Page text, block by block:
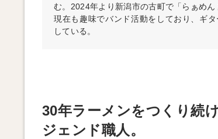
む。2024年より新潟市の古町で「らぁめん
現在も趣味でバンド活動をしており、ギ
している。
30年ラーメンをつくり続
ジェンド職人。